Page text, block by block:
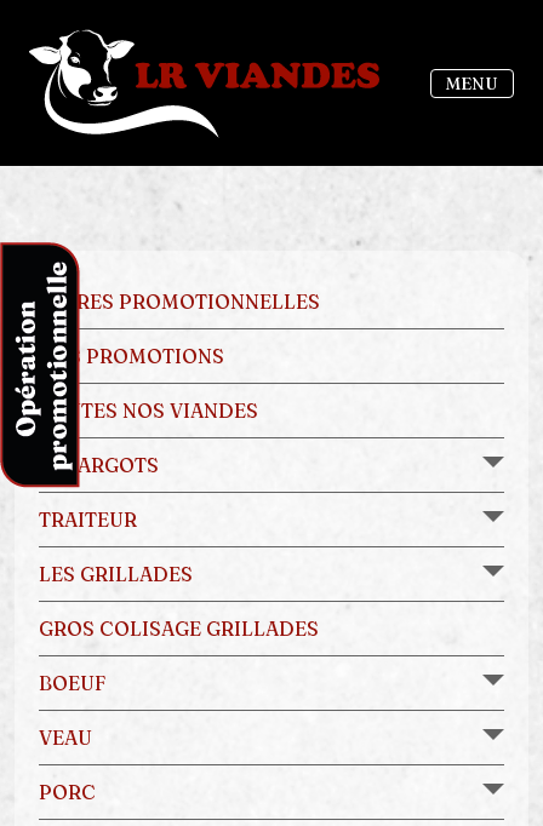
MENU
OFFRES PROMOTIONNELLES
NOS PROMOTIONS
TOUTES NOS VIANDES
ESCARGOTS
TRAITEUR
LES GRILLADES
GROS COLISAGE GRILLADES
BOEUF
VEAU
PORC